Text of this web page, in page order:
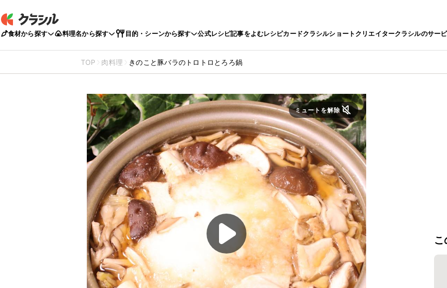
食材から探す 料理名から探す 目的・シーンから探す 公式レシピ記事をよむレシピカードクラシルショートクリエイタークラシルのサー
TOP 肉料理 きのこと豚バラのトロトロとろろ鍋
ミュートを解除